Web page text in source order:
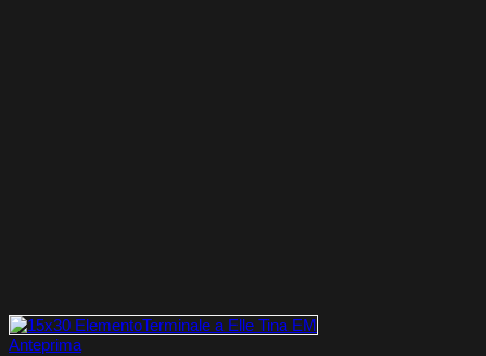
Anteprima